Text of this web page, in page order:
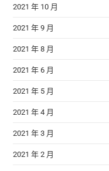
2021 年 10 月
2021 年 9 月
2021 年 8 月
2021 年 6 月
2021 年 5 月
2021 年 4 月
2021 年 3 月
2021 年 2 月